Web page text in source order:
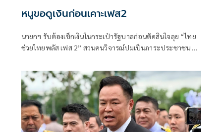
หนูขอดูเงินก่อนเคาะเฟส2
นายกฯ รับต้องเช็กเงินในกระเป๋ารัฐบาลก่อนตัดสินใจลุย “ไทย
ช่วยไทยพลัส เฟส 2” สวนคนวิจารณ์ปมเป็นภาระประชาชน ชี้
ไทยพลัสหรือไม่